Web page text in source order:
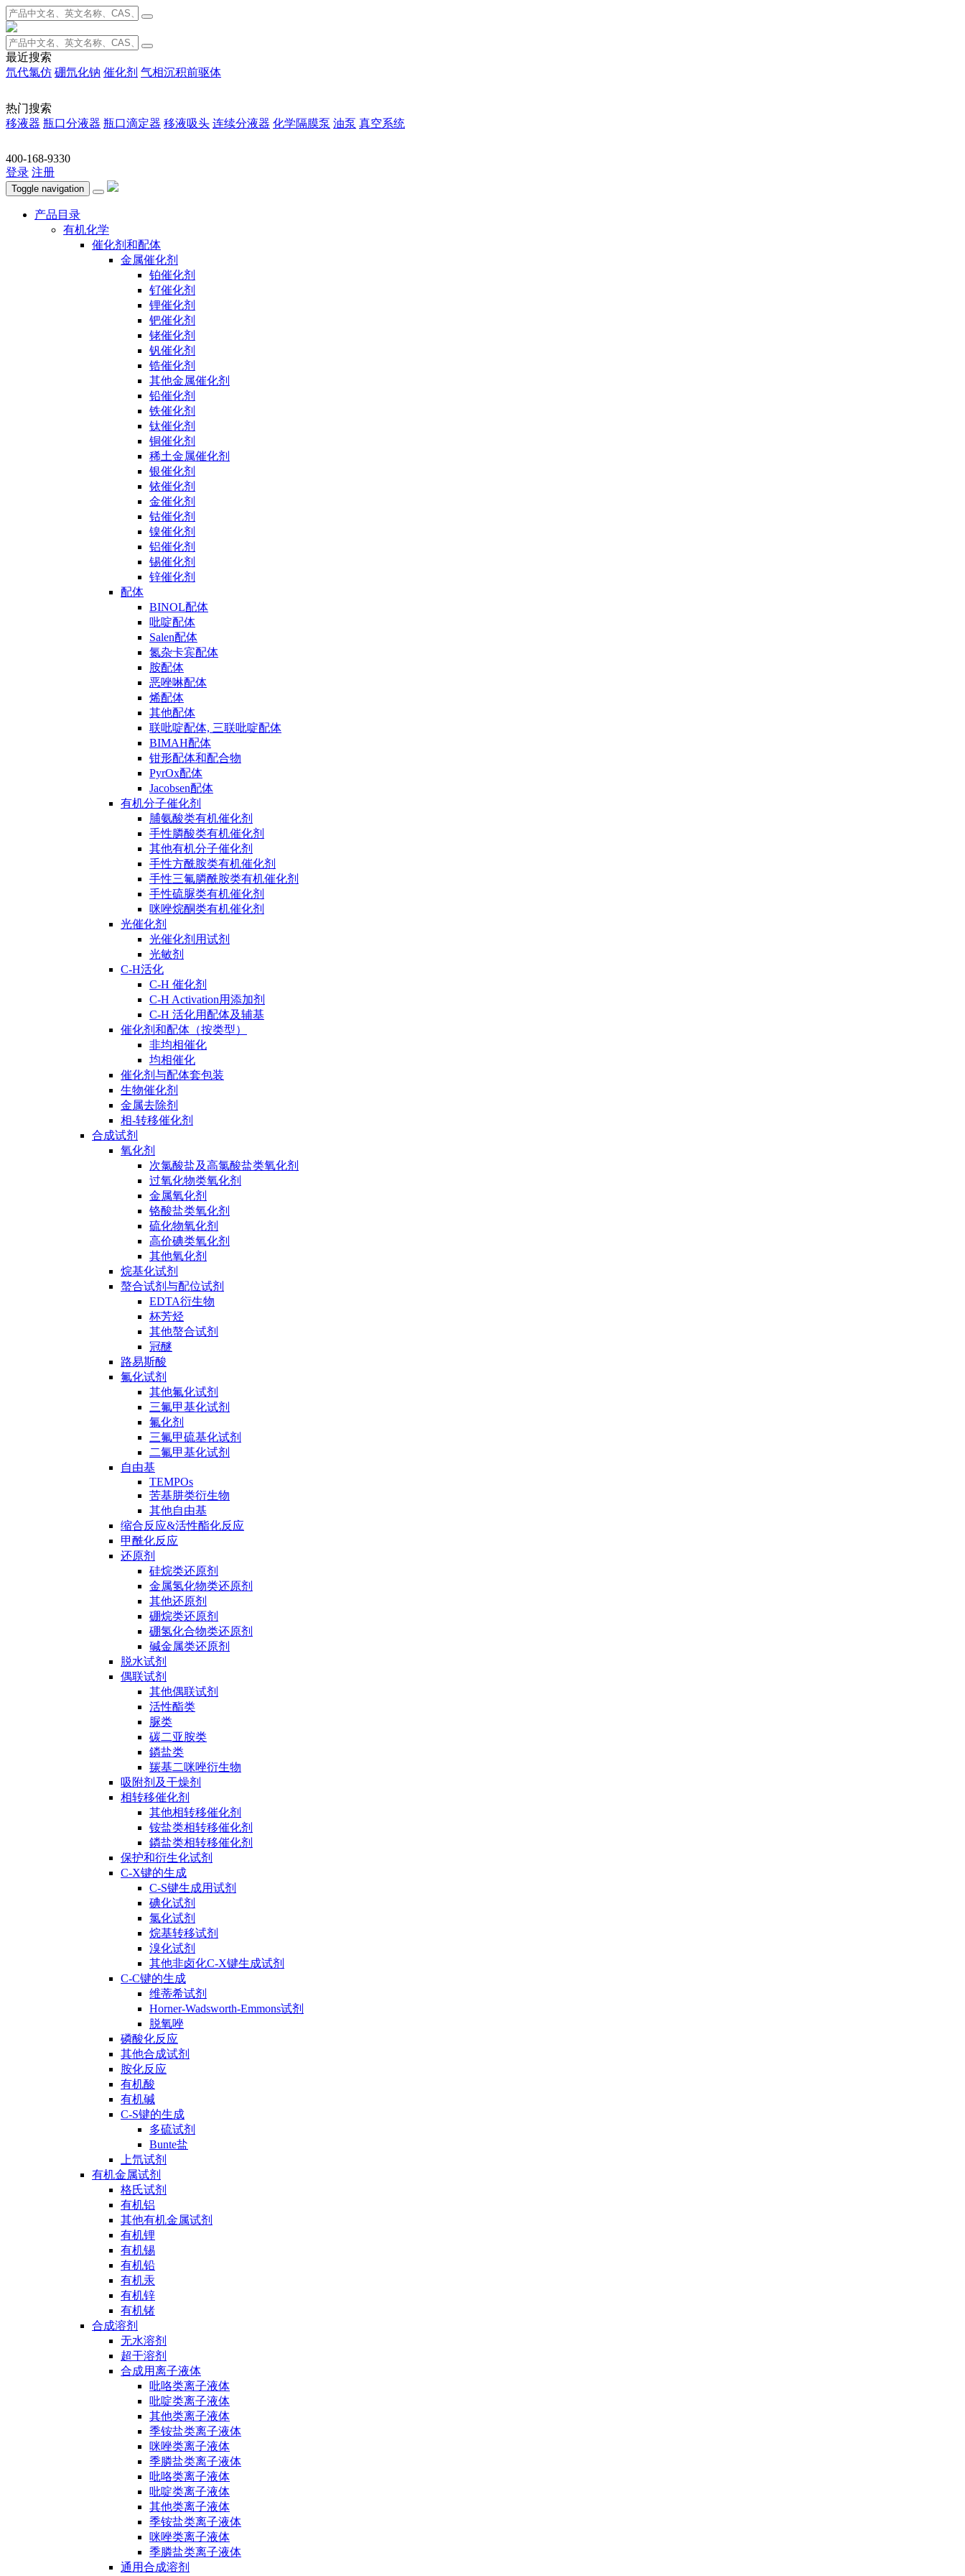
最近搜索
氘代氯仿 硼氘化钠 催化剂 气相沉积前驱体
热门搜索
移液器 瓶口分液器 瓶口滴定器 移液吸头 连续分液器 化学隔膜泵 油泵 真空系统
400-168-9330
登录 注册
Toggle navigation
产品目录
有机化学
催化剂和配体
金属催化剂
铂催化剂
钌催化剂
锂催化剂
钯催化剂
铑催化剂
钒催化剂
锆催化剂
其他金属催化剂
铅催化剂
铁催化剂
钛催化剂
铜催化剂
稀土金属催化剂
银催化剂
铱催化剂
金催化剂
钴催化剂
镍催化剂
铝催化剂
锡催化剂
锌催化剂
配体
BINOL配体
吡啶配体
Salen配体
氮杂卡宾配体
胺配体
恶唑啉配体
烯配体
其他配体
联吡啶配体, 三联吡啶配体
BIMAH配体
钳形配体和配合物
PyrOx配体
Jacobsen配体
有机分子催化剂
脯氨酸类有机催化剂
手性膦酸类有机催化剂
其他有机分子催化剂
手性方酰胺类有机催化剂
手性三氟膦酰胺类有机催化剂
手性硫脲类有机催化剂
咪唑烷酮类有机催化剂
光催化剂
光催化剂用试剂
光敏剂
C-H活化
C-H 催化剂
C-H Activation用添加剂
C-H 活化用配体及辅基
催化剂和配体（按类型）
非均相催化
均相催化
催化剂与配体套包装
生物催化剂
金属去除剂
相-转移催化剂
合成试剂
氧化剂
次氯酸盐及高氯酸盐类氧化剂
过氧化物类氧化剂
金属氧化剂
铬酸盐类氧化剂
硫化物氧化剂
高价碘类氧化剂
其他氧化剂
烷基化试剂
螯合试剂与配位试剂
EDTA衍生物
杯芳烃
其他螯合试剂
冠醚
路易斯酸
氟化试剂
其他氟化试剂
三氟甲基化试剂
氟化剂
三氟甲硫基化试剂
二氟甲基化试剂
自由基
TEMPOs
苦基肼类衍生物
其他自由基
缩合反应&活性酯化反应
甲酰化反应
还原剂
硅烷类还原剂
金属氢化物类还原剂
其他还原剂
硼烷类还原剂
硼氢化合物类还原剂
碱金属类还原剂
脱水试剂
偶联试剂
其他偶联试剂
活性酯类
脲类
碳二亚胺类
鏻盐类
羰基二咪唑衍生物
吸附剂及干燥剂
相转移催化剂
其他相转移催化剂
铵盐类相转移催化剂
鏻盐类相转移催化剂
保护和衍生化试剂
C-X键的生成
C-S键生成用试剂
碘化试剂
氯化试剂
烷基转移试剂
溴化试剂
其他非卤化C-X键生成试剂
C-C键的生成
维蒂希试剂
Horner-Wadsworth-Emmons试剂
脱氧唑
磷酸化反应
其他合成试剂
胺化反应
有机酸
有机碱
C-S键的生成
多硫试剂
Bunte盐
上氘试剂
有机金属试剂
格氏试剂
有机铝
其他有机金属试剂
有机锂
有机锡
有机铅
有机汞
有机锌
有机锗
合成溶剂
无水溶剂
超干溶剂
合成用离子液体
吡咯类离子液体
吡啶类离子液体
其他类离子液体
季铵盐类离子液体
咪唑类离子液体
季膦盐类离子液体
吡咯类离子液体
吡啶类离子液体
其他类离子液体
季铵盐类离子液体
咪唑类离子液体
季膦盐类离子液体
通用合成溶剂